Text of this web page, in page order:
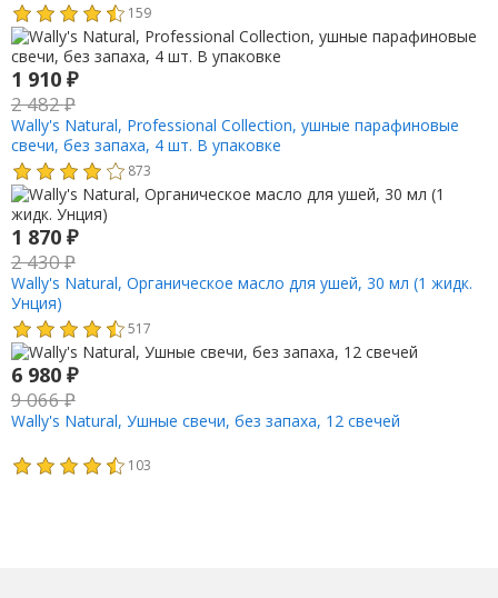
159
1 910 ₽
2 482₽
Wally's Natural, Professional Collection, ушные парафиновые
свечи, без запаха, 4 шт. В упаковке
873
1 870 ₽
2 430₽
Wally's Natural, Органическое масло для ушей, 30 мл (1 жидк.
Унция)
517
6 980 ₽
9 066₽
Wally's Natural, Ушные свечи, без запаха, 12 свечей
103